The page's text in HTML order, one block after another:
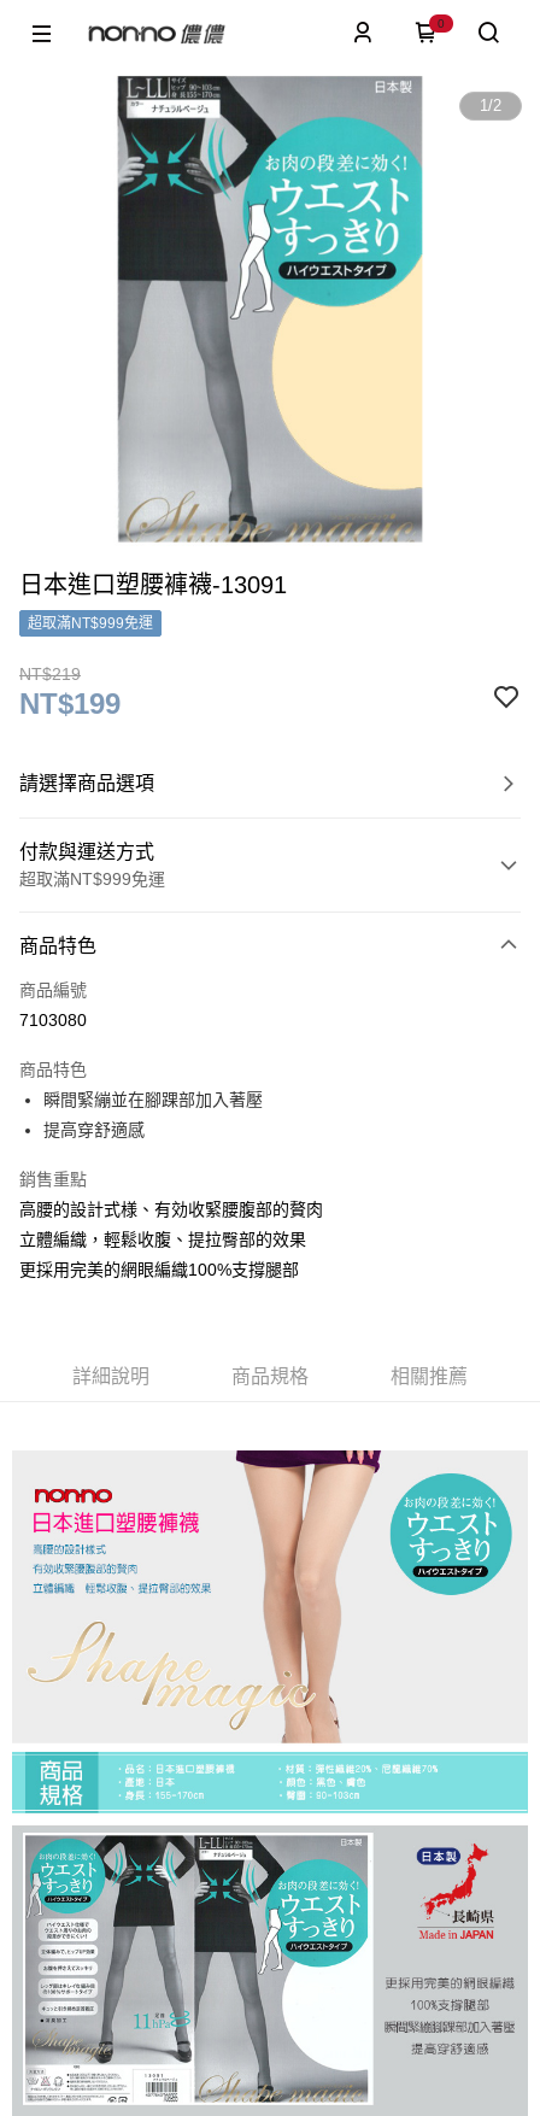
0
1/2
日本進口塑腰褲襪-13091
超取滿NT$999免運
NT$219
NT$199
請選擇商品選項
付款與運送方式
超取滿NT$999免運
信用卡一次付款
超商取貨付款
Apple Pay
街口支付
悠遊付
運送方式
全家取貨付款
每筆NT$90，滿NT$999(含以上)免運費
每筆NT$90，滿NT$999(含以上)免運費
商品特色
商品編號
7103080
商品特色
瞬間緊繃並在腳踝部加入著壓
提高穿舒適感
銷售重點
高腰的設計式様、有効收緊腰腹部的贅肉
立體編織，輕鬆收腹、提拉臀部的效果
更採用完美的網眼編織100%支撐腿部
詳細說明 商品規格 相關推薦